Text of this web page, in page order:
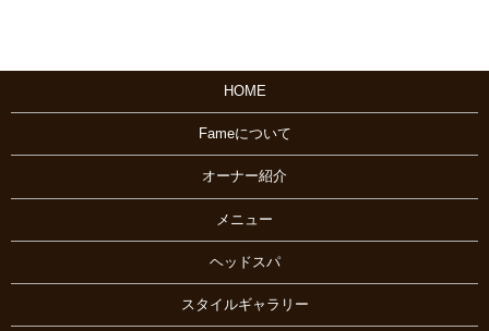
HOME
Fameについて
オーナー紹介
メニュー
ヘッドスパ
スタイルギャラリー